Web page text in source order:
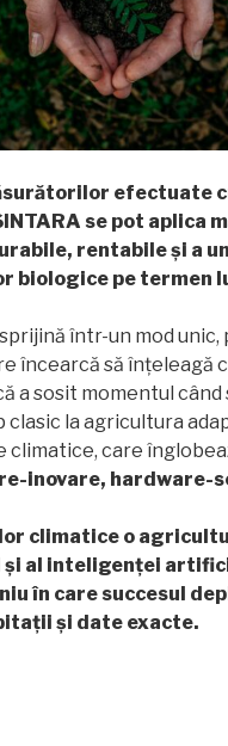
efectuate
se pot aplica
rentabile și a
biologice pe termen
sprijină într-un mod
încearcă să înțeleagă
a sosit momentul
clasic la agricultura
climatice, care
inovare, hardware-
climatice o
al inteligenței
în care succesul
și date exacte.